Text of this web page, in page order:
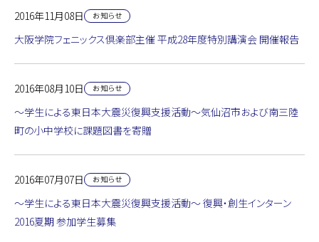
2016年11月08日 お知らせ
大阪学院フェニックス倶楽部主催 平成28年度特別講演会 開催報告
2016年08月10日 お知らせ
～学生による東日本大震災復興支援活動～気仙沼市および南三陸
町の小中学校に課題図書を寄贈
2016年07月07日 お知らせ
～学生による東日本大震災復興支援活動～ 復興・創生インターン
2016夏期 参加学生募集